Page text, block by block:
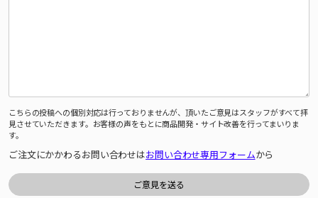
こちらの投稿への個別対応は行っておりませんが、頂いたご意見はスタッフがすべて拝
見させていただきます。お客様の声をもとに商品開発・サイト改善を行ってまいりま
す。
ご注文にかかわるお問い合わせはお問い合わせ専用フォームから